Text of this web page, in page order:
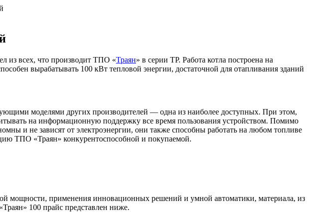
из всех, что производит ТПО «Траян» в серии ТР. Работа котла построена на
вырабатывать 100 кВт тепловой энергии, достаточной для отапливания зданий
моделями других производителей — одна из наиболее доступных. При этом,
на информационную поддержку все время пользования устройством. Помимо
и не зависят от электроэнергии, они также способны работать на любом топливе
ТПО «Траян» конкурентоспособной и покупаемой.
мощности, применения инновационных решений и умной автоматики, материала, из
100 прайс представлен ниже.